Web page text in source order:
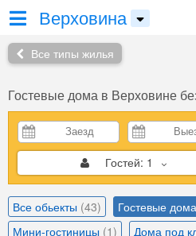
Верховина
Все типы жилья
Гостевые дома в Верховине
Гостей: 1
Все обьекты (43) Гостевые дома
Мини-гостиницы (1) Дома под